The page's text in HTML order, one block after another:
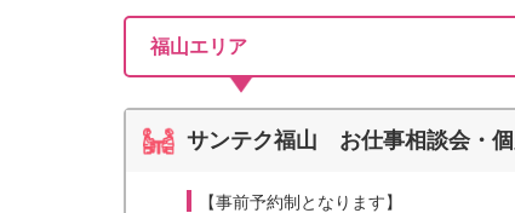
福山エリア
サンテク福山 お仕事相談会・個
【事前予約制となります】